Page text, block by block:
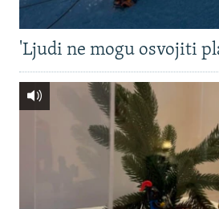
'Ljudi ne mogu osvojiti